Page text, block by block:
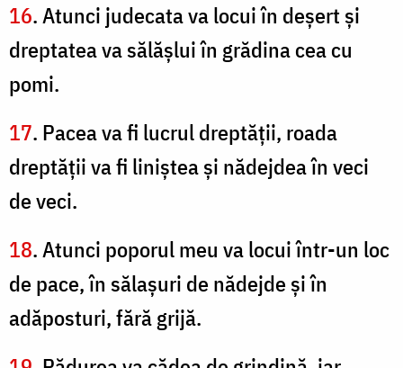
16. Atunci judecata va locui în deşert şi
dreptatea va sălăşlui în grădina cea cu
pomi.
17. Pacea va fi lucrul dreptăţii, roada
dreptăţii va fi liniştea şi nădejdea în veci
de veci.
18. Atunci poporul meu va locui într-un loc
de pace, în sălaşuri de nădejde şi în
adăposturi, fără grijă.